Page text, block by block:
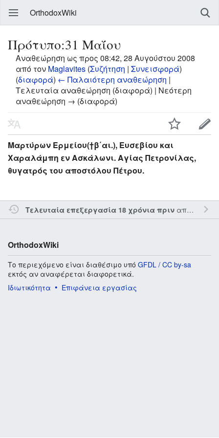
OrthodoxWiki
Πρότυπο:31 Μαΐου
Αναθεώρηση ως προς 08:42, 28 Αυγούστου 2008
από τον Maglavites (Συζήτηση | Συνεισφορά)
(διαφορά) ← Παλαιότερη αναθεώρηση |
Τελευταία αναθεώρηση (διαφορά) | Νεότερη
αναθεώρηση → (διαφορά)
Μαρτύρων Ερμείου(†β΄αι.), Ευσεβίου και
Χαραλάμπη εν Ασκάλωνι. Αγίας Πετρονίλας,
θυγατρός του αποστόλου Πέτρου.
Τελευταία επεξεργασία 18 χρόνια πριναπό τον την
OrthodoxWiki
Το περιεχόμενο είναι διαθέσιμο υπό GFDL / CC by-sa
εκτός αν αναφέρεται διαφορετικά.
Ιδιωτικότητα
Επιφάνεια εργασίας